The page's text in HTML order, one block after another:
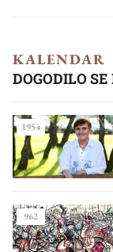
KALENDAR
DOGODILO
1954
962